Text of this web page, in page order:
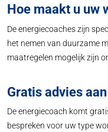
Hoe maakt u uw
De energiecoaches zijn
het nemen van duurzame
maatregelen mogelijk zijn
Gratis advies
De energiecoach komt
bespreken voor uw type